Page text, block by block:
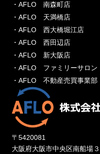
・AFLO 南森町店
・AFLO 天満橋店
・AFLO 西大橋堀江店
・AFLO 西田辺店
・AFLO 新大阪店
・AFLO ファミリーサロン
・AFLO 不動産売買事業部
〒5420081
大阪府大阪市中央区南船場